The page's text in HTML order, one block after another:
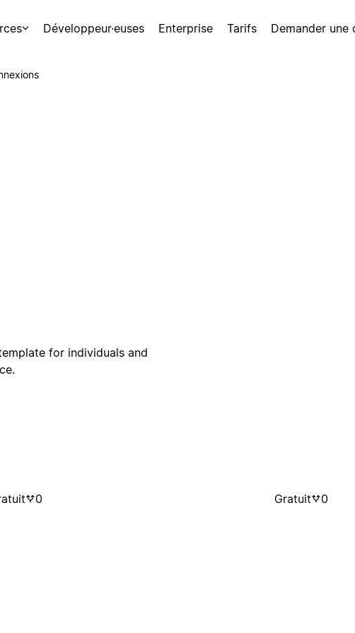
Développeur·euses Enterprise Tarifs Demander une
for individuals and
0 Gratuit 0